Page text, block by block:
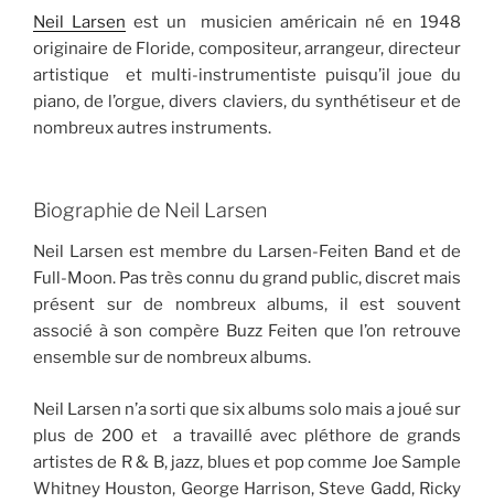
Neil Larsen est un musicien américain né en 1948
originaire de Floride, compositeur, arrangeur, directeur
artistique et multi-instrumentiste puisqu’il joue du
piano, de l’orgue, divers claviers, du synthétiseur et de
nombreux autres instruments.
Biographie de Neil Larsen
Neil Larsen est membre du Larsen-Feiten Band et de
Full-Moon. Pas très connu du grand public, discret mais
présent sur de nombreux albums, il est souvent
associé à son compère Buzz Feiten que l’on retrouve
ensemble sur de nombreux albums.
Neil Larsen n’a sorti que six albums solo mais a joué sur
plus de 200 et a travaillé avec pléthore de grands
artistes de R & B, jazz, blues et pop comme Joe Sample
Whitney Houston, George Harrison, Steve Gadd, Ricky